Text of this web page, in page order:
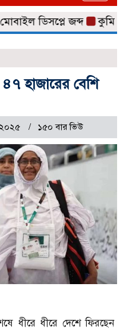
ডিসপ্লে জব্দ কুমিল্লা
হাজারের বেশি
১৫০ বার ভিউ
ধীরে ধীরে দেশে ফিরছেন